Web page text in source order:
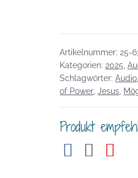
oder
falsch?
Der
Glaube,
Frucht
Menge
Artikelnummer: 25-
Kategorien: 2025 ,
Schlagwörter:Audio
of Power ,Jesus
Produkt